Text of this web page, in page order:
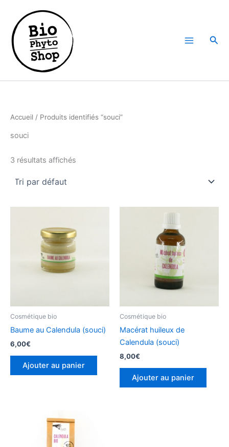
contenu
Accueil / Produits identifiés “souci”
souci
3 résultats affichés
Cosmétique bio
Baume au Calendula (souci)
6,00€
Ajouter au panier
Cosmétique bio
Macérat huileux de
Calendula (souci)
8,00€
Ajouter au panier